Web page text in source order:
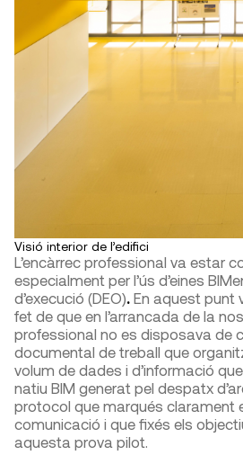
Visió interior de l’edifici
L’encàrrec professional va estar
especialment per l’ús d’eines
d’execució (DEO). En aquest punt
fet de que en l’arrancada de la
professional no es disposava de
documental de treball que
volum de dades i d’informació
natiu BIM generat pel despatx
protocol que marqués clarament
comunicació i que fixés els
aquesta prova pilot.